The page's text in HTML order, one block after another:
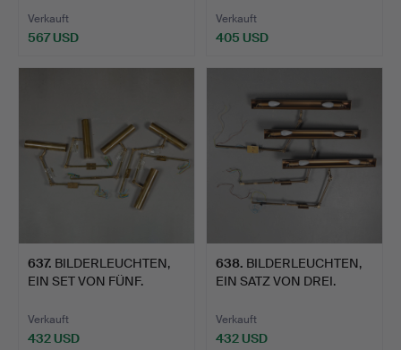
Verkauft
567 USD
Verkauft
405 USD
637. BILDERLEUCHTEN,
EIN SET VON FÜNF.
Verkauft
432 USD
638. BILDERLEUCHTEN,
EIN SATZ VON DREI.
Verkauft
432 USD